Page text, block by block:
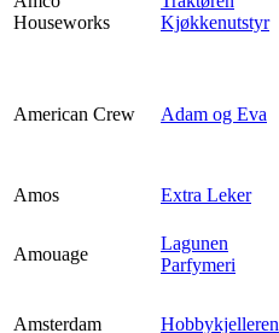
Houseworks
Kjøkkenutstyr
American Crew Adam og Eva
Amos Extra Leker
Amouage
Lagunen
Parfymeri
Amsterdam Hobbykjelleren